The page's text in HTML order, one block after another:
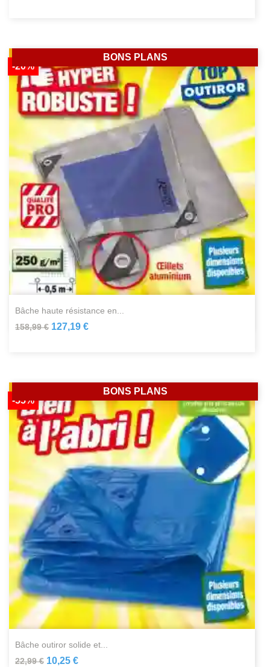
bâche haute résistance en...
158,99 €
-20%
127,19 €
BONS PLANS
bâche outiror solide et...
22,99 €
-55%
10,25 €
BONS PLANS